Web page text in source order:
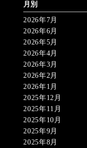
月別
2026年7月
2026年6月
2026年5月
2026年4月
2026年3月
2026年2月
2026年1月
2025年12月
2025年11月
2025年10月
2025年9月
2025年8月